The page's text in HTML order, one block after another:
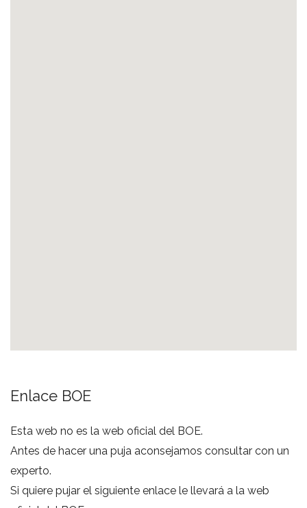
Enlace BOE
Esta web no es la web oficial del BOE.
Antes de hacer una puja aconsejamos consultar con un
experto.
Si quiere pujar el siguiente enlace le llevará a la web